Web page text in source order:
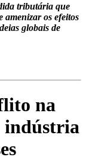
tributária que
amenizar os efeitos
globais de
na
indústria